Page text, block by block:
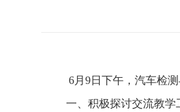
6月 9日下午，汽车检
一、 积极探讨交流教学